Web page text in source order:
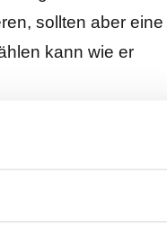
sollten aber eine
kann wie er
hoch sein, dass es